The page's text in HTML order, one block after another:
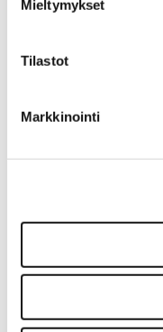
Mieltymykset
Tilastot
Markkinointi
Vapaa-